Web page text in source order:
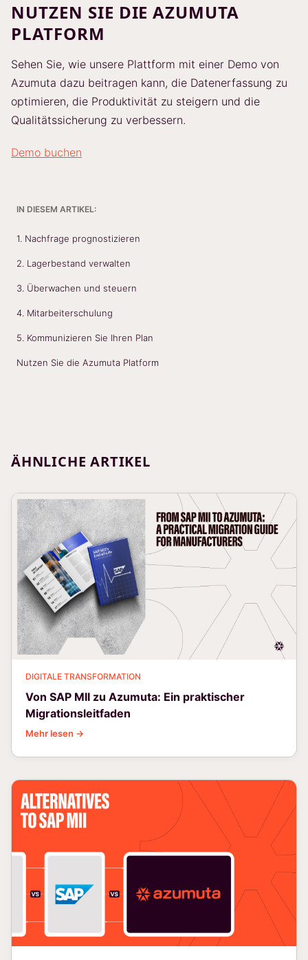
NUTZEN SIE DIE AZUMUTA
PLATFORM
Sehen Sie, wie unsere Plattform mit einer Demo von
Azumuta dazu beitragen kann, die Datenerfassung zu
optimieren, die Produktivität zu steigern und die
Qualitätssicherung zu verbessern.
Demo buchen
IN DIESEM ARTIKEL:
1. Nachfrage prognostizieren
2. Lagerbestand verwalten
3. Überwachen und steuern
4. Mitarbeiterschulung
5. Kommunizieren Sie Ihren Plan
Nutzen Sie die Azumuta Platform
ÄHNLICHE ARTIKEL
DIGITALE TRANSFORMATION
Von SAP MII zu Azumuta: Ein praktischer
Migrationsleitfaden
Mehr lesen →